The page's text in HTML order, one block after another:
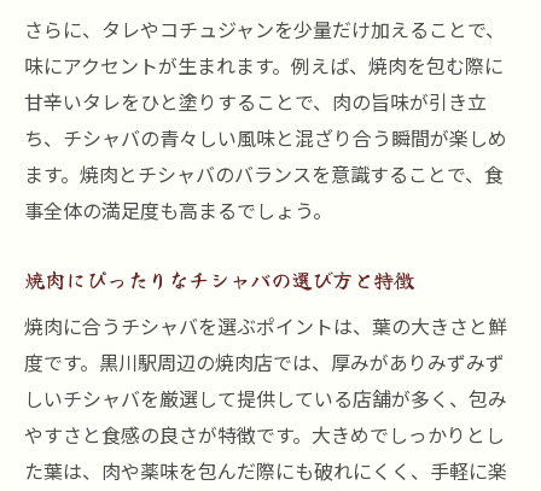
さらに、タレやコチュジャンを少量だけ加えることで、
味にアクセントが生まれます。例えば、焼肉を包む際に
甘辛いタレをひと塗りすることで、肉の旨味が引き立
ち、チシャバの青々しい風味と混ざり合う瞬間が楽しめ
ます。焼肉とチシャバのバランスを意識することで、食
事全体の満足度も高まるでしょう。
焼肉にぴったりなチシャバの選び方と特徴
焼肉に合うチシャバを選ぶポイントは、葉の大きさと鮮
度です。黒川駅周辺の焼肉店では、厚みがありみずみず
しいチシャバを厳選して提供している店舗が多く、包み
やすさと食感の良さが特徴です。大きめでしっかりとし
た葉は、肉や薬味を包んだ際にも破れにくく、手軽に楽